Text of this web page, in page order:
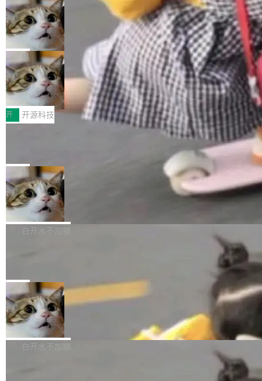
现实 过去两年，CIO们的焦虑清单上多了两项：
一是如何让大模型和智能体应用安全地从PoC走
向生产，二是如何让测试团队跟得上AI应用...
设置，如果用布尔值 + 可空字段来表示——bool
ean 表示是否可切换，nullable 的默认模式、浅
色方案、深色方案——会产生大量无意义的组
合。方案缺了、配置冲突了、全 null 了。要知道
哪些组合有效，作者说，你得靠"文档、校验、或
者部落知识"。 换个写法。Rust 的 enum，两个
变体：Switchable...
个"AI 知识库 + 聊天机器人"——每个大厂都在
做，没什么新鲜的。 但 Kenton Varda 在 Twitte
r 上把事情说清楚了： 今天我们发布了 Cloudfla
re OS，一个带连接器的聊天机器人，跟其他所
有科技公司做的一样。只不过，实际上它不一
样。这是 Sandstorm.io 的重制版，我十年前的
那个创业公司。不同的是，这次它构建在 Cloudf
lare Workers 上——我花了九年时间搭建的平台
——并且深度集成了 AI。这基本上是我十年秘密
Deno 团队开源 Celld，可自托管的分
布式 Durable Objects
Ryan Dahl 领导的 Deno 团队推出了最新开源项
目 Celld，一个能在自己机器上运行 Cloudflare
Workers 和 Durable Objects 的守护进程。 设
计思路很直接：每个对象是一个独立的 SQLite
数据库，按名称寻址，复制到你自己的 S3 兼容
存储库里。节点之间只通过这个存储库协调——
没有控制平面，没有共识协议。每个对象自带一
个小型数据库，应用天然按分片构建，单个数据
库的竞争和爆炸半径问题在设计层面就被消除
了。 闲置的 cell 会休眠到几乎不占资源。当 cel
l 迁移或唤醒时，新宿主从 S3 恢复 SQLite 数据
库继续执行。存储库是持久化的唯一真相...
局
鲁大师7月新机性能/流畅/AI榜：vivo夺
性能、流畅双第一，三星Galaxy Z系列
新折叠缺席
2026年7月的手机市场，由于存储等硬件成本暴
增，手机厂商的日子也不好过啊，新机速度明显
放缓，因此硝烟味淡了许多。新机参数规格除开
高价的三星折叠（三星Galaxy Z Fold8 Ultra / Z
Fold8 / Z Flip8）外，其余要么是中低端机器，
例如iQOO Z11i、REDMI Note 17、REDMI No
te 17 Pro、OPPO K15，要么是vivo X300 E这
样的次旗舰。 Galaxy Z Fold8 Ultra / Z Fold8 /
Z Flip8三款折叠屏新机均在7月22日发布，且全
部搭载骁龙8 Elite Gen5 for Galaxy，它们本该
开 开源科技
Zed 编辑器团队发布了新项目——DeltaDB，一
个在 git commit 之间记录每一次编辑操作的版
本控制系统。目前处于 Early Access 阶段。 De
ltaDB 的核心思路直接写在 landing page 最显
眼的位置：「Software is made between com
mits」——软件是在 commit 之间写出来的。git
是把这段空隙补上。 回退到任何一次编辑：Delt
aDB 捕获 commit 之间的每一次操作，...
局
SpaceXAI 单季资本开支达 183 亿美元
根据风险投资人Tomer Tunguz 博客（VC 分
析）披露的最新分析与第二季度业绩报告，Spac
微软同期总资本开支的四成。 与亚马逊、Alpha
bet、微软以及 Meta 等传统科技巨头相比，Spa
ceXAI的资金消耗速度尤为引人瞩目。然而，支
撑庞大支出的资金来源却呈现出截然不同的面
貌。数据显示，微软和 Meta 主要依托充沛的经
白开水不加糖
一个在终端里运行的编程 agent；Muse Spark
1.2，驱动这个 agent 的新模型。一句话概括：
你可以用 curl -fsSL https://dev.meta.ai/install.
sh | bash 安装一个能在大项目里自动规划、写
代码、验证结果的 AI 终端工具。 据介绍，Muse
局
美团开源 LoHoSearch，用知识图谱校
准 AI 能力认知
机器出题的前提，是让机器拥有全局视野。整个
构建流程可以分为四个环节：建图 → 控制难度
白开水不加糖